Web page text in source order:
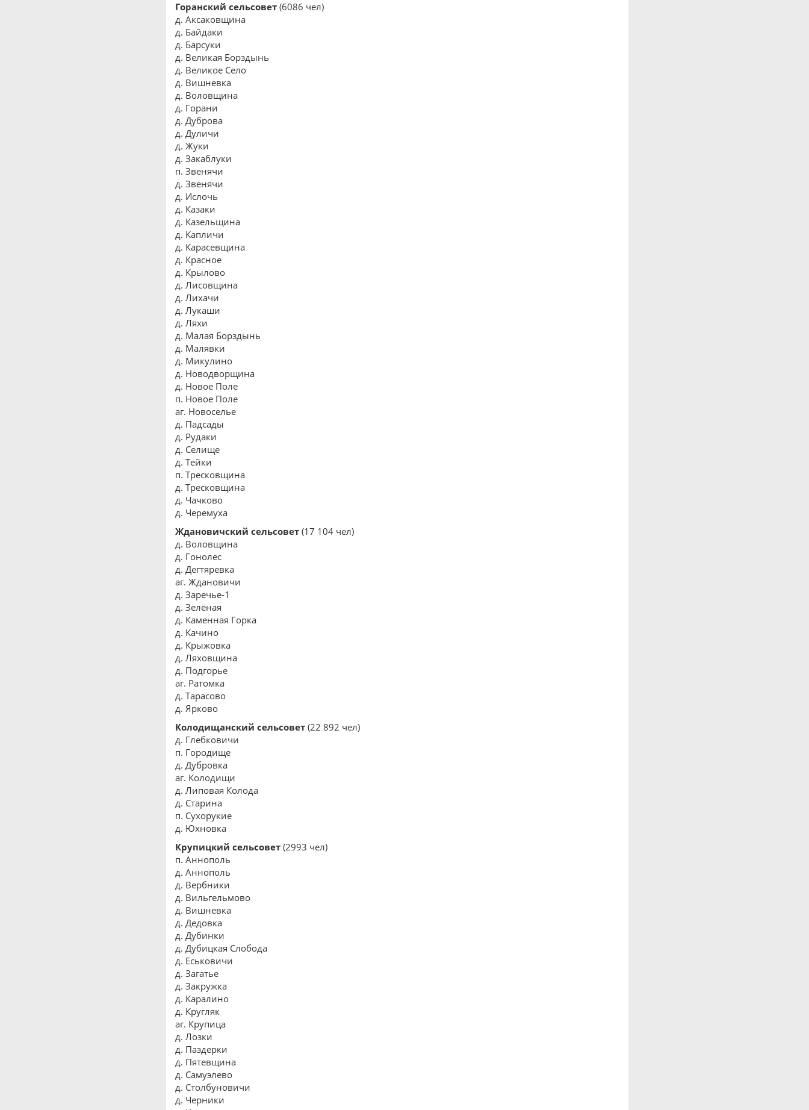
Горанский сельсовет (6086 чел)
д. Аксаковщина
д. Байдаки
д. Барсуки
д. Великая Борздынь
д. Великое Село
д. Вишневка
д. Воловщина
д. Горани
д. Дуброва
д. Дуличи
д. Жуки
д. Закаблуки
п. Звенячи
д. Звенячи
д. Ислочь
д. Казаки
д. Казельщина
д. Капличи
д. Карасевщина
д. Красное
д. Крылово
д. Лисовщина
д. Лихачи
д. Лукаши
д. Ляхи
д. Малая Борздынь
д. Малявки
д. Микулино
д. Новодворщина
д. Новое Поле
п. Новое Поле
аг. Новоселье
д. Падсады
д. Рудаки
д. Селище
д. Тейки
п. Тресковщина
д. Тресковщина
д. Чачково
д. Черемуха
Ждановичский сельсовет (17 104 чел)
д. Воловщина
д. Гонолес
д. Дегтяревка
аг. Ждановичи
д. Заречье-1
д. Зелёная
д. Каменная Горка
д. Качино
д. Крыжовка
д. Ляховщина
д. Подгорье
аг. Ратомка
д. Тарасово
д. Ярково
Колодищанский сельсовет (22 892 чел)
д. Глебковичи
п. Городище
д. Дубровка
аг. Колодищи
д. Липовая Колода
д. Старина
п. Сухорукие
д. Юхновка
Крупицкий сельсовет (2993 чел)
п. Аннополь
д. Аннополь
д. Вербники
д. Вильгельмово
д. Вишневка
д. Дедовка
д. Дубинки
д. Дубицкая Слобода
д. Еськовичи
д. Загатье
д. Закружка
д. Каралино
д. Кругляк
аг. Крупица
д. Лозки
д. Паздерки
д. Пятевщина
д. Самуэлево
д. Столбуновичи
д. Черники